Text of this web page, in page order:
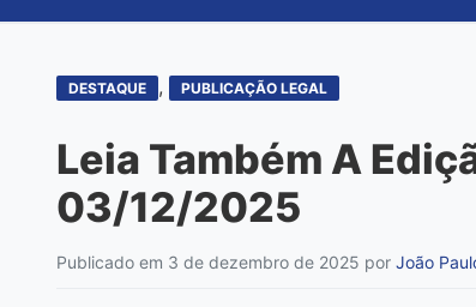
DESTAQUE , PUBLICAÇÃO LEGAL
Leia Também A
03/12/2025
Publicado em 3 de dezembro de 2025 por João